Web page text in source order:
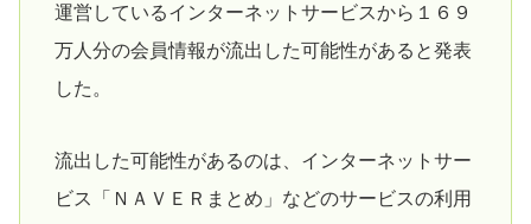
運営しているインターネットサービスから１６９
万人分の会員情報が流出した可能性があると発表
した。
流出した可能性があるのは、インターネットサー
ビス「ＮＡＶＥＲまとめ」などのサービスの利用